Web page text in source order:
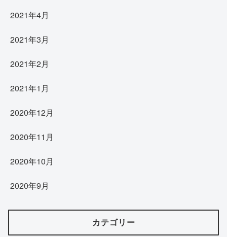
2021年4月
2021年3月
2021年2月
2021年1月
2020年12月
2020年11月
2020年10月
2020年9月
カテゴリー